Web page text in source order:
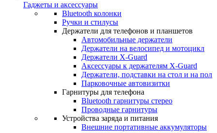
Гаджеты и аксессуары
Bluetooth колонки
Ручки и стилусы
Держатели для телефонов и планшетов
Автомобильные держатели
Держатели на велосипед и мотоцикл
Держатели X-Guard
Аксессуары к держателям X-Guard
Держатели, подставки на стол и на пол
Парковочные автовизитки
Гарнитуры для телефона
Bluetooth гарнитуры стерео
Проводные гарнитуры
Устройства заряда и питания
Внешние портативные аккумуляторы